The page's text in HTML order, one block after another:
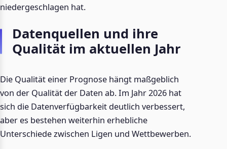
niedergeschlagen hat.
Datenquellen und ihre
Qualität im aktuellen Jahr
Die Qualität einer Prognose hängt maßgeblich
von der Qualität der Daten ab. Im Jahr 2026 hat
sich die Datenverfügbarkeit deutlich verbessert,
aber es bestehen weiterhin erhebliche
Unterschiede zwischen Ligen und Wettbewerben.